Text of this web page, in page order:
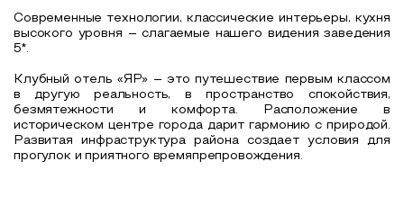
Современные технологии, классические интерьеры, кухня
высокого уровня – слагаемые нашего видения заведения
5*.
Клубный отель «ЯР» – это путешествие первым классом
в другую реальность, в пространство спокойствия,
безмятежности и комфорта. Расположение в
историческом центре города дарит гармонию с природой.
Развитая инфраструктура района создает условия для
прогулок и приятного времяпрепровождения.